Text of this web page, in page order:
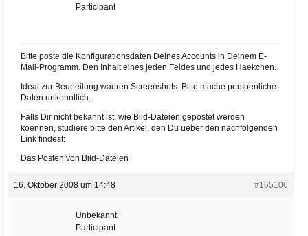
Participant
Bitte poste die Konfigurationsdaten Deines Accounts in Deinem E-
Mail-Programm. Den Inhalt eines jeden Feldes und jedes Haekchen.
Ideal zur Beurteilung waeren Screenshots. Bitte mache persoenliche
Daten unkenntlich.
Falls Dir nicht bekannt ist, wie Bild-Dateien gepostet werden
koennen, studiere bitte den Artikel, den Du ueber den nachfolgenden
Link findest:
Das Posten von Bild-Dateien
16. Oktober 2008 um 14:48 #165106
Unbekannt
Participant